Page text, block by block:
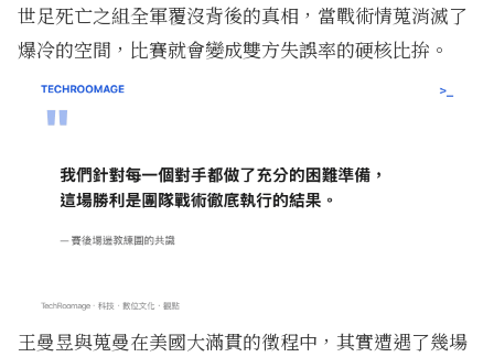
世足死亡之組全軍覆沒背後的真相，當戰術情蒐消滅了
爆冷的空間，比賽就會變成雙方失誤率的硬核比拚。
王曼昱與蒐曼在美國大滿貫的徵程中，其實遭遇了幾場